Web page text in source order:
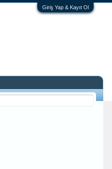
Giriş Yap & Kayıt Ol